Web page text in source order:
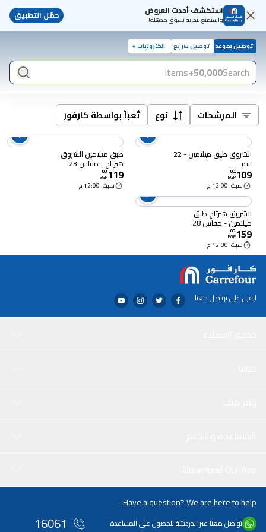
استكشف أحدث العروض
واستمتع بتجربة تسوّق مذهلة! حمّل التطبيق
توصيل بموعد توصيل سريع الكترونيات +
Search
50,000+
items
المرشحات نوع تُعبأ بواسطة كارفور
الشروق طيق ميلامين - 22
سم
109
.
00
EGP
سبت. 12:00 م
طبق ميلامين الشروق
هيرتاج - مقاس 23
119
.
00
EGP
سبت. 12:00 م
الشروق هيرتاج طبق
ميلامين - مقاس 28
159
.
00
EGP
سبت. 12:00 م
ابقى على تواصل معنا
Have a question? We are here to help.
تواصل معنا عبر الدردشة للحصول على المساعدة 16061